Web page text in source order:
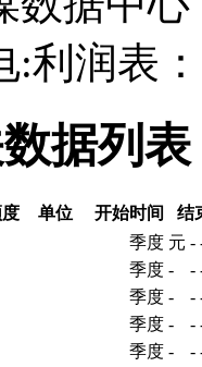
:利润表
据列表
单位 开始时间
结
季度 元 -
季度 - -
季度 - -
季度 - -
季度 - -